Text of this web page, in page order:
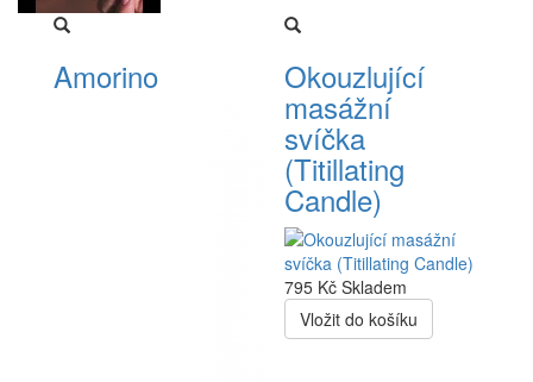
Amorino Okouzlující
masážní
svíčka
(Titillating
Candle)
795 Kč Skladem
Vložit do košíku